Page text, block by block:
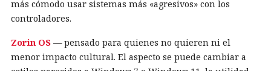
más cómodo usar sistemas más «agresivos» con los
controladores.
Zorin OS — pensado para quienes no quieren ni el
menor impacto cultural. El aspecto se puede cambiar a